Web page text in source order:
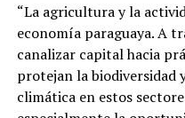
“La agricultura y la
economía paraguaya. A
canalizar capital hacia
protejan la biodiversidad
climática en estos